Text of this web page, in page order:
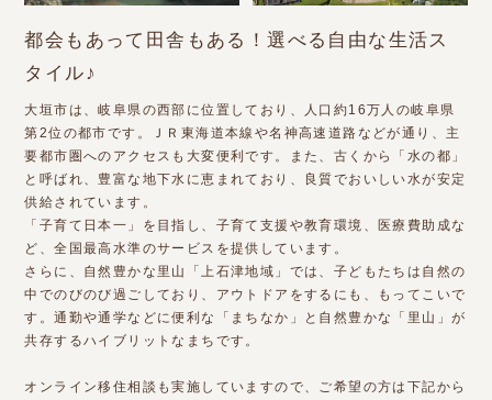
都会もあって田舎もある！選べる自由な生活ス
タイル♪
大垣市は、岐阜県の西部に位置しており、人口約16万人の岐阜県
第2位の都市です。ＪＲ東海道本線や名神高速道路などが通り、主
要都市圏へのアクセスも大変便利です。また、古くから「水の都」
と呼ばれ、豊富な地下水に恵まれており、良質でおいしい水が安定
供給されています。
「子育て日本一」を目指し、子育て支援や教育環境、医療費助成な
ど、全国最高水準のサービスを提供しています。
さらに、自然豊かな里山「上石津地域」では、子どもたちは自然の
中でのびのび過ごしており、アウトドアをするにも、もってこいで
す。通勤や通学などに便利な「まちなか」と自然豊かな「里山」が
共存するハイブリットなまちです。
オンライン移住相談も実施していますので、ご希望の方は下記から